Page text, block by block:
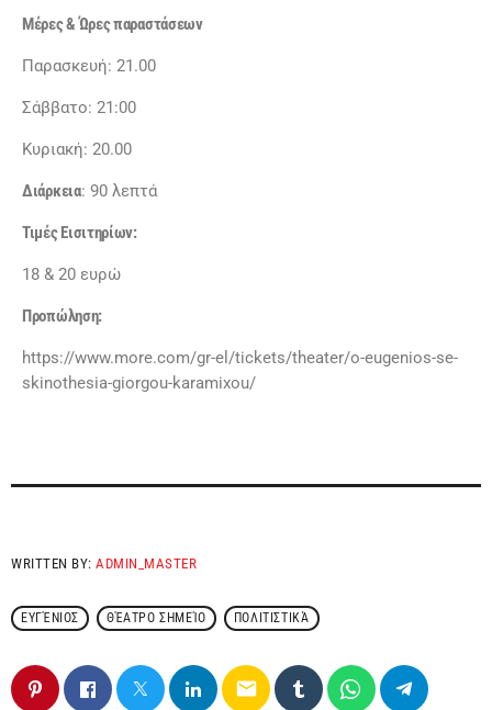
Μέρες & Ώρες παραστάσεων
Παρασκευή: 21.00
Σάββατο: 21:00
Κυριακή: 20.00
Διάρκεια: 90 λεπτά
Τιμές Εισιτηρίων:
18 & 20 ευρώ
Προπώληση:
https://www.more.com/gr-el/tickets/theater/o-eugenios-se-
skinothesia-giorgou-karamixou/
WRITTEN BY:ADMIN_MASTER
ΕΥΓΈΝΙΟΣ ΘΈΑΤΡΟ ΣΗΜΕΊΟ ΠΟΛΙΤΙΣΤΙΚΆ
email